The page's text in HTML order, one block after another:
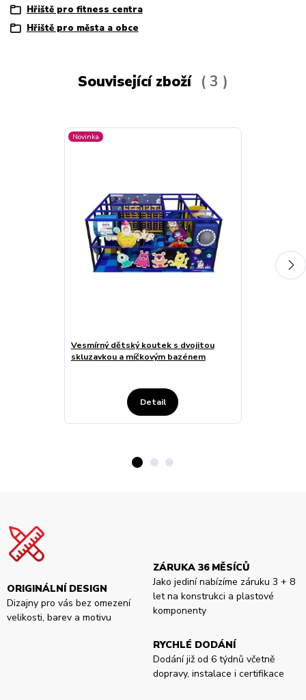
Hřiště pro fitness centra
Hřiště pro města a obce
Související zboží 3
Novinka
Vesmírný dětský koutek s dvojitou
skluzavkou a míčkovým bazénem
Detail
ORIGINÁLNÍ DESIGN
Dizajny pro vás bez omezení
velikosti, barev a motivu
ZÁRUKA 36 MĚSÍCŮ
Jako jediní nabízíme záruku 3 + 8
let na konstrukci a plastové
komponenty
RYCHLÉ DODÁNÍ
Dodání již od 6 týdnů včetně
dopravy, instalace i certifikace